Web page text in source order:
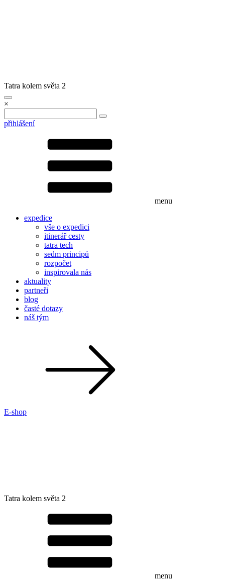
Tatra kolem světa 2
×
přihlášení
menu
expedice
vše o expedici
itinerář cesty
tatra tech
sedm principů
rozpočet
inspirovala nás
aktuality
partneři
blog
časté dotazy
náš tým
E-shop
Tatra kolem světa 2
menu